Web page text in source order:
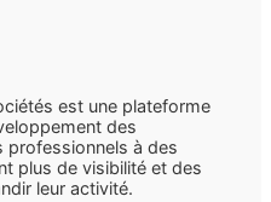
est une plateforme
des
professionnels à des
plus de visibilité et des
leur activité.